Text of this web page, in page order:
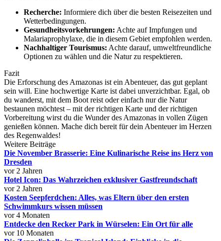
Recherche: Informiere dich über die besten Reisezeiten und
Wetterbedingungen.
Gesundheitsvorkehrungen: Achte auf Impfungen und
Malariaprophylaxe, die in diesem Gebiet empfohlen werden.
Nachhaltiger Tourismus: Achte darauf, umweltfreundliche
Optionen zu wählen und die Natur zu respektieren.
Fazit
Die Erforschung des Amazonas ist ein Abenteuer, das gut geplant
sein will. Eine hochwertige Karte ist dabei unverzichtbar. Egal, ob
du wanderst, mit dem Boot reist oder einfach nur die Natur
bestaunen möchtest – mit der richtigen Karte und der richtigen
Vorbereitung wirst du die Wunder des Amazonas in vollen Zügen
genießen können. Mache dich bereit für dein Abenteuer im Herzen
des Regenwaldes!
Weitere Beiträge
Die November Brasserie: Eine Kulinarische Reise ins Herz von
Dresden
vor 2 Jahren
Hotel Icon: Das Wahrzeichen exklusiver Gastfreundschaft
vor 2 Jahren
Kosten Seepferdchen: Alles, was Eltern über den ersten
Schwimmkurs wissen müssen
vor 4 Monaten
Entdecke den Recker Park in Würselen: Ein Ort für alle
vor 10 Monaten